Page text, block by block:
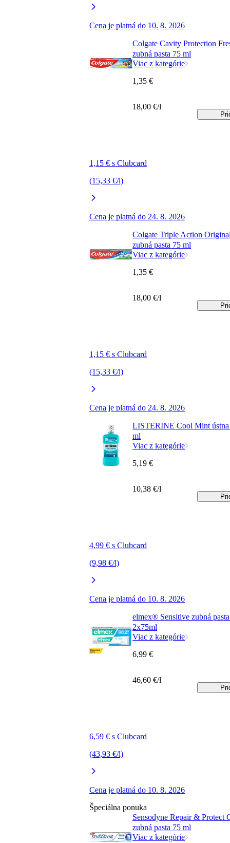
Cena je platná do 10. 8. 2026
Colgate Cavity Protection
zubná pasta 75 ml
Viac z kategórie
1,15 € s Clubcard
(15,33 €/l)
Cena je platná do 24. 8. 2026
1,35 €
18,00 €/l
Colgate Triple Action
zubná pasta 75 ml
Viac z kategórie
1,15 € s Clubcard
(15,33 €/l)
Cena je platná do 24. 8. 2026
1,35 €
18,00 €/l
LISTERINE Cool Mint ústna
ml
Viac z kategórie
4,99 € s Clubcard
(9,98 €/l)
Cena je platná do 10. 8. 2026
5,19 €
10,38 €/l
elmex® Sensitive zubná
2x75ml
Viac z kategórie
6,59 € s Clubcard
(43,93 €/l)
Cena je platná do 10. 8. 2026
6,99 €
46,60 €/l
Špeciálna ponuka
Sensodyne Repair & Protect
zubná pasta 75 ml
Viac z kategórie